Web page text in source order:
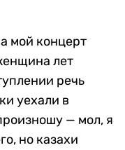
мой концерт
лет
речь
уехали в
— мол, я
но казахи